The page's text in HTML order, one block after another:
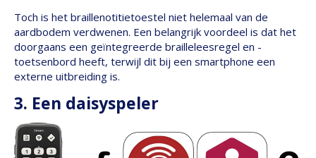
Toch is het braillenotitietoestel niet helemaal van de
aardbodem verdwenen. Een belangrijk voordeel is dat het
doorgaans een geïntegreerde brailleleesregel en -
toetsenbord heeft, terwijl dit bij een smartphone een
externe uitbreiding is.
3. Een daisyspeler